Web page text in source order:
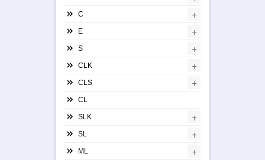
C +
E +
S +
CLK +
CLS +
CL
SLK +
SL +
ML +